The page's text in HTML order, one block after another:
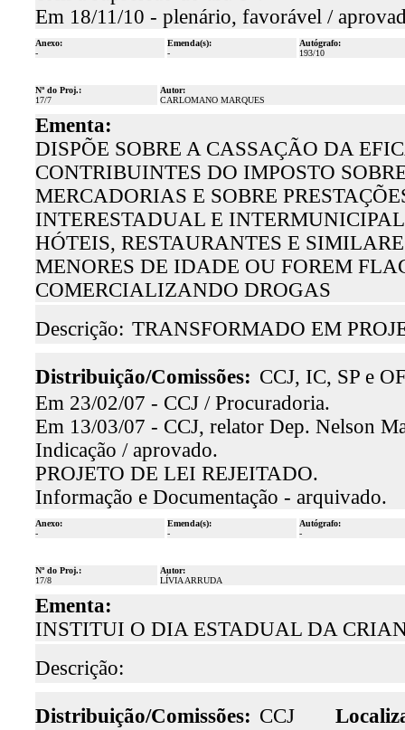
Em 18/11/10 - plenário, favorável /
Anexo:
-
Emenda(s):
-
Autógrafo:
193/10
Nº do Proj.:
17/7
Autor:
CARLOMANO MARQUES
Ementa:
DISPÕE SOBRE A CASSAÇÃO DA
CONTRIBUINTES DO IMPOSTO
MERCADORIAS E SOBRE
INTERESTADUAL E
HÓTEIS, RESTAURANTES E
MENORES DE IDADE OU FOREM
COMERCIALIZANDO DROGAS
Descrição: TRANSFORMADO EM
Distribuição/Comissões: CCJ, IC, SP e
Em 23/02/07 - CCJ / Procuradoria.
Em 13/03/07 - CCJ, relator Dep. Nelson
Indicação / aprovado.
PROJETO DE LEI REJEITADO.
Informação e Documentação - arquivado.
Anexo:
-
Emenda(s):
-
Autógrafo:
-
Nº do Proj.:
17/8
Autor:
LÍVIA ARRUDA
Ementa:
INSTITUI O DIA ESTADUAL DA
Descrição:
Distribuição/Comissões: CCJ